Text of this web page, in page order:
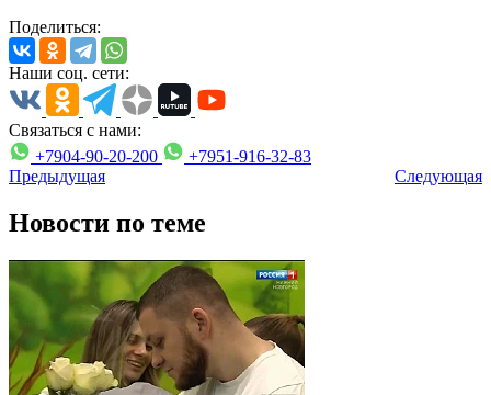
Поделиться:
Наши соц. сети:
Связаться с нами:
+7904-90-20-200
+7951-916-32-83
Предыдущая
Следующая
Новости по теме